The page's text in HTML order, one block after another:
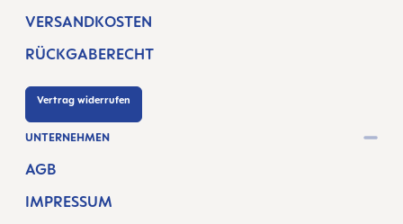
VERSANDKOSTEN
RÜCKGABERECHT
Vertrag widerrufen
UNTERNEHMEN
AGB
IMPRESSUM